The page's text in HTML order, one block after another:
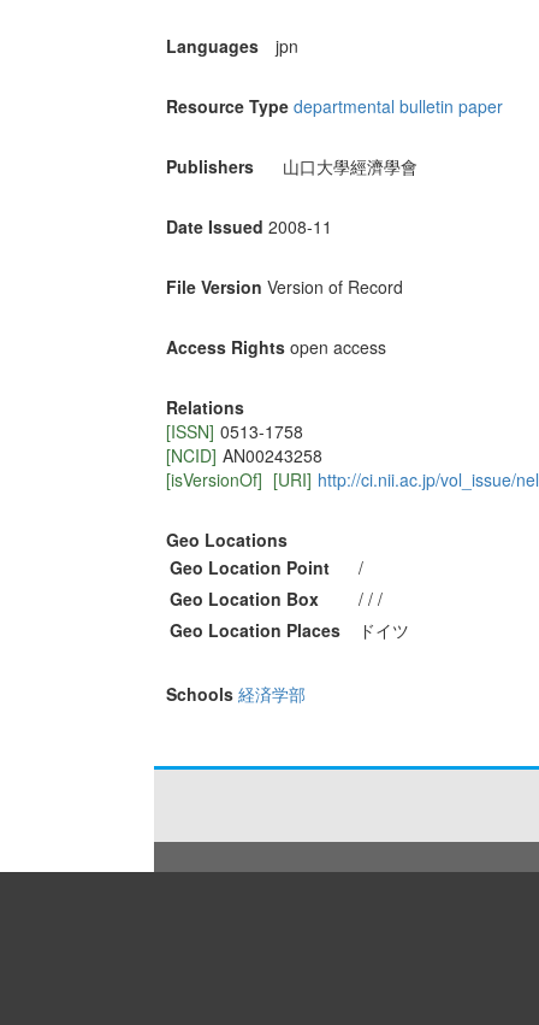
Languages jpn
Resource Type departmental bulletin paper
Publishers 山口大學經濟學會
Date Issued 2008-11
File Version Version of Record
Access Rights open access
Relations
[ISSN] 0513-1758
[NCID] AN00243258
[isVersionOf] [URI] http://ci.nii.ac.jp/vol_issue/
Geo Locations
Geo Location Point
/
Geo Location Box
/ / /
Geo Location Places
ドイツ
Schools 経済学部